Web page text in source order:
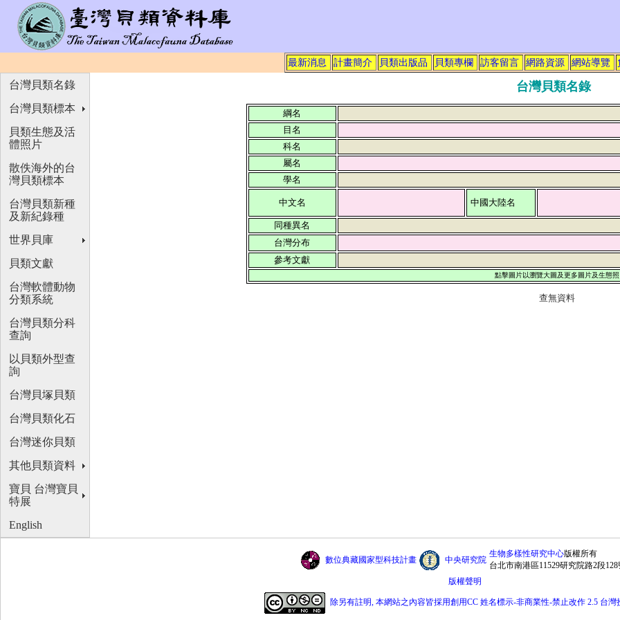
最新消息 計畫簡介 貝類出版品 貝類專欄 訪客留言 網路資源 網站導覽
台灣貝類名錄
綱名
目名
科名
屬名
學名
中文名 中國大陸名
同種異名
台灣分布
參考文獻
點擊圖片以瀏覽大圖及更多圖片及生態照
查無資料
台灣貝類名錄
台灣貝類標本
貝類生態及活
體照片
散佚海外的台
灣貝類標本
台灣貝類新種
及新紀錄種
世界貝庫
貝類文獻
台灣軟體動物
分類系統
台灣貝類分科
查詢
以貝類外型查
詢
台灣貝塚貝類
台灣貝類化石
台灣迷你貝類
其他貝類資料
寶貝 台灣寶貝
特展
English
數位典藏國家型科技計畫 中央研究院
生物多樣性研究中心版權所有
台北市南港區11529研究院路2段128
版權聲明
除另有註明, 本網站之內容皆採用創用CC 姓名標示-非商業性-禁止改作 2.5 台灣